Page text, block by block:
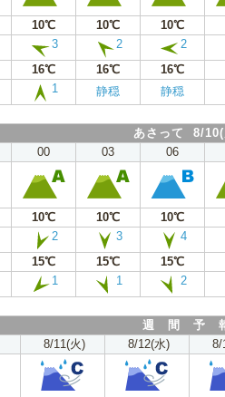
10℃ 10℃ 10℃
3 2 2
16℃ 16℃ 16℃
1 静穏 静穏
あさって 8/10(
00 03 06
10℃ 10℃ 10℃
2 3 4
15℃ 15℃ 15℃
1 1 2
週 間 予
8/11(火) 8/12(水) 8/